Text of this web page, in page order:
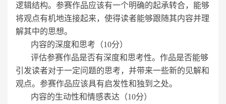
逻辑结构。参赛作品应该有一个明确的起承转合，能够
将观点有机地连接起来，使得读者能够跟随其内容并理
解其中的思想。
内容的深度和思考（10分）
评估参赛作品是否有深度和思考性。作品是否能够
引发读者对于一定问题的思考，并带来一些新的见解和
观点。参赛作品应该具有启发性和独到之处。
内容的生动性和情感表达（10分）